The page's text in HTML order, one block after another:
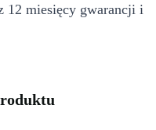
12 miesięcy gwarancji i